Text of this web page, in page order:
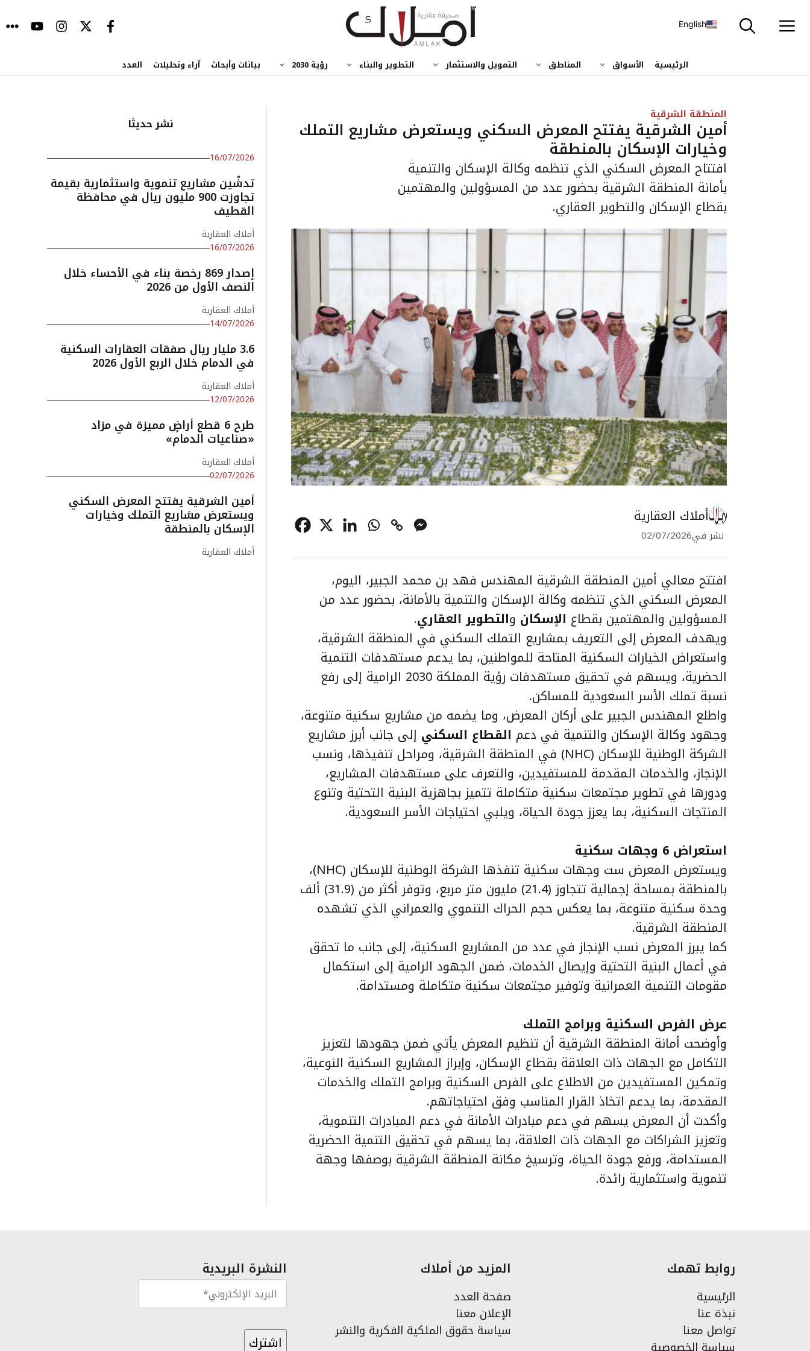
إلى
English
الرئيسية الأسواق المناطق التمويل والاستثمار التطوير والبناء رؤية 2030 بيانات وأبحاث آراء وتحليلات العدد
المنطقة الشرقية
أمين الشرقية يفتتح المعرض السكني ويستعرض مشاريع التملك
وخيارات الإسكان بالمنطقة
افتتاح المعرض السكني الذي تنظمه وكالة الإسكان والتنمية
بأمانة المنطقة الشرقية بحضور عدد من المسؤولين والمهتمين
بقطاع الإسكان والتطوير العقاري.
أملاك العقارية
نشر في02/07/2026
افتتح معالي أمين المنطقة الشرقية المهندس فهد بن محمد الجبير، اليوم،
المعرض السكني الذي تنظمه وكالة الإسكان والتنمية بالأمانة، بحضور عدد من
المسؤولين والمهتمين بقطاع الإسكان والتطوير العقاري.
ويهدف المعرض إلى التعريف بمشاريع التملك السكني في المنطقة الشرقية،
واستعراض الخيارات السكنية المتاحة للمواطنين، بما يدعم مستهدفات التنمية
الحضرية، ويسهم في تحقيق مستهدفات رؤية المملكة 2030 الرامية إلى رفع
نسبة تملك الأسر السعودية للمساكن.
واطلع المهندس الجبير على أركان المعرض، وما يضمه من مشاريع سكنية متنوعة،
وجهود وكالة الإسكان والتنمية في دعم القطاع السكني إلى جانب أبرز مشاريع
الشركة الوطنية للإسكان (NHC) في المنطقة الشرقية، ومراحل تنفيذها، ونسب
الإنجاز، والخدمات المقدمة للمستفيدين، والتعرف على مستهدفات المشاريع،
ودورها في تطوير مجتمعات سكنية متكاملة تتميز بجاهزية البنية التحتية وتنوع
المنتجات السكنية، بما يعزز جودة الحياة، ويلبي احتياجات الأسر السعودية.
استعراض 6 وجهات سكنية
ويستعرض المعرض ست وجهات سكنية تنفذها الشركة الوطنية للإسكان (NHC)،
بالمنطقة بمساحة إجمالية تتجاوز (21.4) مليون متر مربع، وتوفر أكثر من (31.9) ألف
وحدة سكنية متنوعة، بما يعكس حجم الحراك التنموي والعمراني الذي تشهده
المنطقة الشرقية.
كما يبرز المعرض نسب الإنجاز في عدد من المشاريع السكنية، إلى جانب ما تحقق
في أعمال البنية التحتية وإيصال الخدمات، ضمن الجهود الرامية إلى استكمال
مقومات التنمية العمرانية وتوفير مجتمعات سكنية متكاملة ومستدامة.
عرض الفرص السكنية وبرامج التملك
وأوضحت أمانة المنطقة الشرقية أن تنظيم المعرض يأتي ضمن جهودها لتعزيز
التكامل مع الجهات ذات العلاقة بقطاع الإسكان، وإبراز المشاريع السكنية النوعية،
وتمكين المستفيدين من الاطلاع على الفرص السكنية وبرامج التملك والخدمات
المقدمة، بما يدعم اتخاذ القرار المناسب وفق احتياجاتهم.
وأكدت أن المعرض يسهم في دعم مبادرات الأمانة في دعم المبادرات التنموية،
وتعزيز الشراكات مع الجهات ذات العلاقة، بما يسهم في تحقيق التنمية الحضرية
المستدامة، ورفع جودة الحياة، وترسيخ مكانة المنطقة الشرقية بوصفها وجهة
تنموية واستثمارية رائدة.
نشر حديثا
16/07/2026
تدشّين مشاريع تنموية واستثمارية بقيمة
تجاوزت 900 مليون ريال في محافظة
القطيف
أملاك العقارية
16/07/2026
إصدار 869 رخصة بناء في الأحساء خلال
النصف الأول من 2026
أملاك العقارية
14/07/2026
3.6 مليار ريال صفقات العقارات السكنية
في الدمام خلال الربع الأول 2026
أملاك العقارية
12/07/2026
طرح 6 قطع أراضٍ مميزة في مزاد
«صناعيات الدمام»
أملاك العقارية
02/07/2026
أمين الشرقية يفتتح المعرض السكني
ويستعرض مشاريع التملك وخيارات
الإسكان بالمنطقة
أملاك العقارية
روابط تهمك
الرئيسية
نبذة عنا
تواصل معنا
المزيد من أملاك
صفحة العدد
الإعلان معنا
سياسة حقوق الملكية الفكرية والنشر
النشرة البريدية